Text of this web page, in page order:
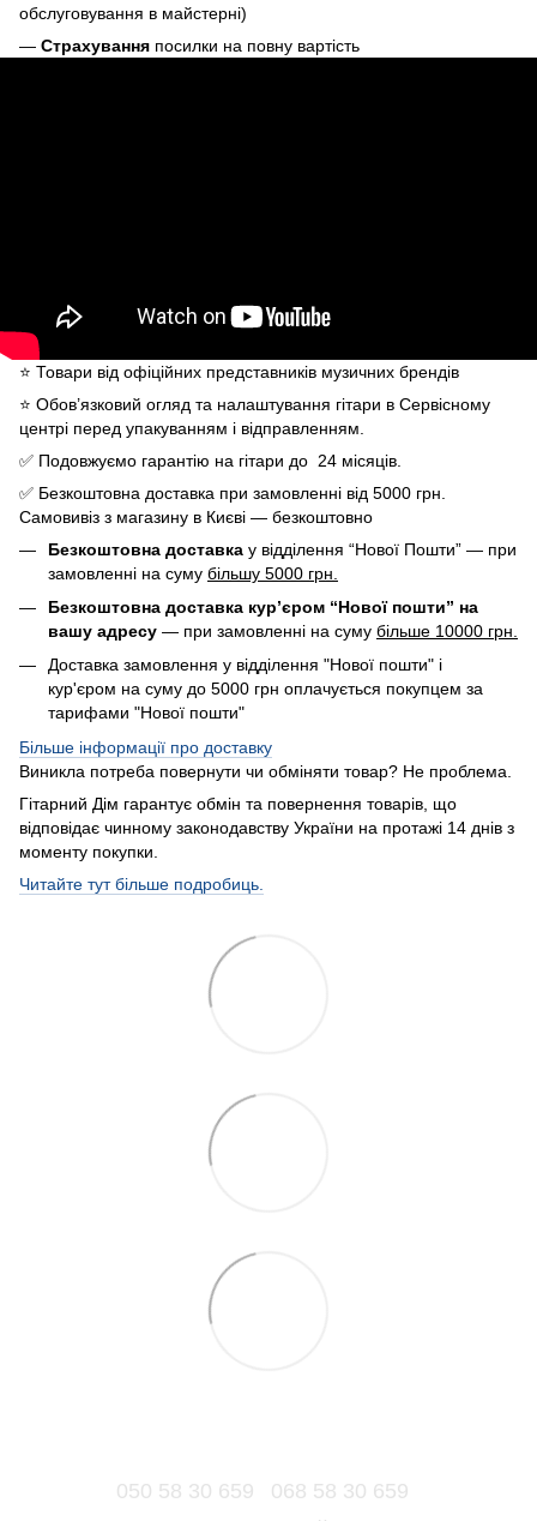
обслуговування в майстерні)
— Страхування посилки на повну вартість
⭐️ Товари від офіційних представників музичних брендів
⭐️ Обов’язковий огляд та налаштування гітари в Сервісному
центрі перед упакуванням і відправленням.
✅ Подовжуємо гарантію на гітари до 24 місяців.
✅ Безкоштовна доставка при замовленні від 5000 грн.
Самовивіз з магазину в Києві — безкоштовно
Безкоштовна доставка у відділення “Нової Пошти” — при
замовленні на суму більшу 5000 грн.
Безкоштовна доставка кур’єром “Нової пошти” на
вашу адресу — при замовленні на суму більше 10000 грн.
Доставка замовлення у відділення "Нової пошти" і
кур'єром на суму до 5000 грн оплачується покупцем за
тарифами "Нової пошти"
Більше інформації про доставку
Виникла потреба повернути чи обміняти товар? Не проблема.
Гітарний Дім гарантує обмін та повернення товарів, що
відповідає чинному законодавству України на протажі 14 днів з
моменту покупки.
Читайте тут більше подробиць.
050 58 30 659
068 58 30 659